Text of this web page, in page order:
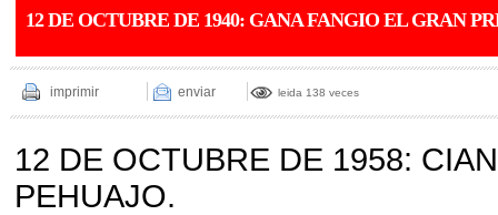
12 DE OCTUBRE DE 1940: GANA FANGIO EL GRAN
imprimir enviar leida 138 veces
12 DE OCTUBRE DE 1958:
PEHUAJO.